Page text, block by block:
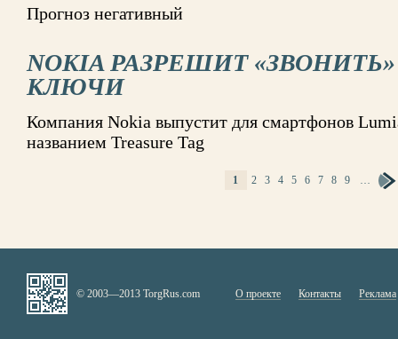
Прогноз негативный
NOKIA РАЗРЕШИТ
КЛЮЧИ
Компания Nokia выпустит для смартфонов
названием Treasure Tag
1 2 3 4 5 6 7 8 9 …
© 2003—2013 TorgRus.com О проекте Контакты Реклама